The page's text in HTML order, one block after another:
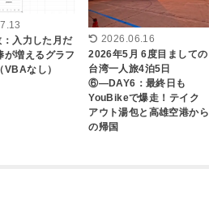
入力した月だ
が増えるグラフ
VBAなし）
2026.06.16
2026年5月 6度目ましての
台湾一人旅4泊5日
⑥―DAY6：最終日も
YouBikeで爆走！テイク
アウト湯包と高雄空港から
の帰国